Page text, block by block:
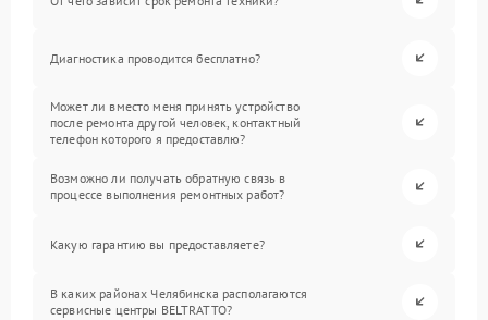
Диагностика проводится бесплатно?
Может ли вместо меня принять устройство
после ремонта другой человек, контактный
телефон которого я предоставлю?
Возможно ли получать обратную связь в
процессе выполнения ремонтных работ?
Какую гарантию вы предоставляете?
В каких районах Челябинска располагаются
сервисные центры BELTRATTO?